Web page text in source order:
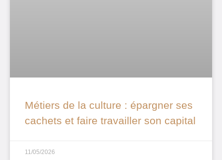
Métiers de la culture : épargner ses
cachets et faire travailler son capital
11/05/2026